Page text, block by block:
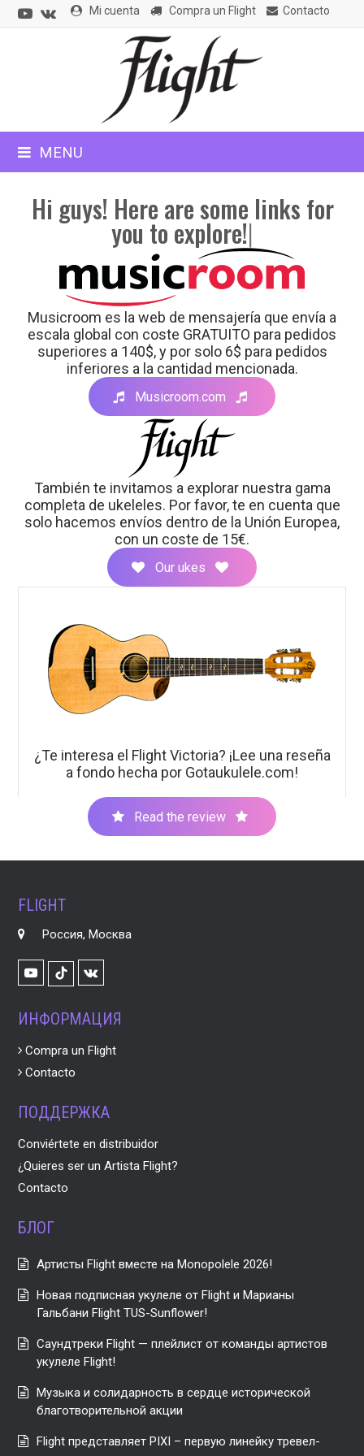
Youtube
VK Mi cuenta Compra un Flight Contacto
MENU
Hi
guys!
Here
are
some
links
for
explore!
Hi guys! Here are some links for
you to explore!|
Musicroom es la web de mensajería que envía a
escala global con coste GRATUITO para pedidos
superiores a 140$, y por solo 6$ para pedidos
inferiores a la cantidad mencionada.
Musicroom.com
También te invitamos a explorar nuestra gama
completa de ukeleles. Por favor, te en cuenta que
solo hacemos envíos dentro de la Unión Europea,
con un coste de 15€.
Our ukes
¿Te interesa el Flight Victoria? ¡Lee una reseña
a fondo hecha por Gotaukulele.com!
Read the review
FLIGHT
Россия, Москва
YoutubeTikTok
VK
ИНФОРМАЦИЯ
Compra un Flight
Contacto
ПОДДЕРЖКА
Conviértete en distribuidor
¿Quieres ser un Artista Flight?
Contacto
БЛОГ
Артисты Flight вместе на Monopolele 2026!
Новая подписная укулеле от Flight и Марианы
Гальбани Flight TUS-Sunflower!
Саундтреки Flight — плейлист от команды артистов
укулеле Flight!
Музыка и солидарность в сердце исторической
благотворительной акции
Flight представляет PIXI – первую линейку тревел-